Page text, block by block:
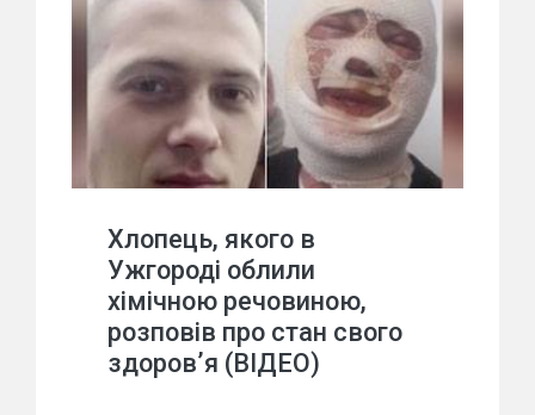
Хлопець, якого в
Ужгороді облили
хімічною речовиною,
розповів про стан свого
здоров’я (ВІДЕО)